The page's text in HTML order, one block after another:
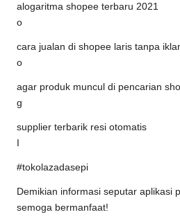
alogaritma shopee terbaru 2021
o
cara jualan di shopee laris tanpa
o
agar produk muncul di pencarian
g
supplier terbarik resi otomatis
#tokolazadasepi
Demikian informasi seputar aplikasi
semoga bermanfaat!